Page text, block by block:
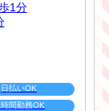
1分
日払いOK
間勤務OK